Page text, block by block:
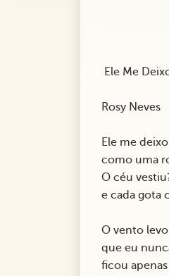
Ele Me
Rosy Neves
Ele me
como uma
O céu
e cada gota
O vento
que eu
ficou